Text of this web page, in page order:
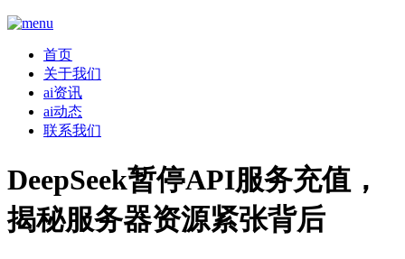
首页
关于我们
ai资讯
ai动态
联系我们
DeepSeek暂停API服务充值，
揭秘服务器资源紧张背后